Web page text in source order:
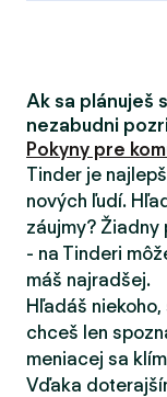
Ak sa plánuješ
nezabudni
Pokyny pre
Tinder je
nových ľudí.
záujmy?
- na Tinderi
máš najradšej.
Hľadáš
chceš len
meniacej sa
Vďaka